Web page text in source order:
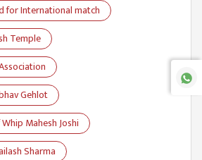
for International match
Temple
Gehlot
Mahesh Joshi
Sharma